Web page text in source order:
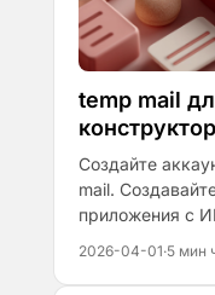
temp mail
Создайте
mail.
приложения с
2026-04-01·5 мин